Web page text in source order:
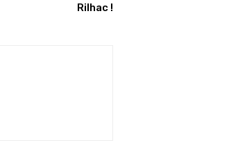
Rilhac !